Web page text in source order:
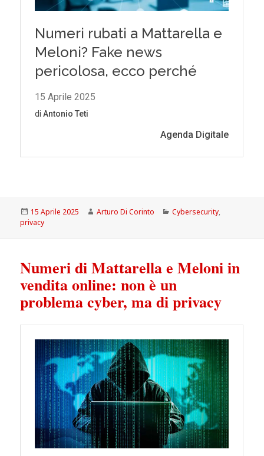
Scritto
il
15 Aprile 2025 Autore
Arturo Di Corinto Categorie
Cybersecurity,
privacy
Numeri di Mattarella e Meloni in
vendita online: non è un
problema cyber, ma di privacy